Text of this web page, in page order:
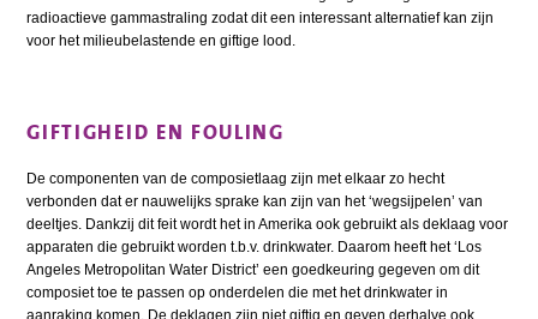
radioactieve gammastraling zodat dit een interessant alternatief kan zijn
voor het milieubelastende en giftige lood.
GIFTIGHEID EN FOULING
De componenten van de composietlaag zijn met elkaar zo hecht
verbonden dat er nauwelijks sprake kan zijn van het ‘wegsijpelen’ van
deeltjes. Dankzij dit feit wordt het in Amerika ook gebruikt als deklaag voor
apparaten die gebruikt worden t.b.v. drinkwater. Daarom heeft het ‘Los
Angeles Metropolitan Water District’ een goedkeuring gegeven om dit
composiet toe te passen op onderdelen die met het drinkwater in